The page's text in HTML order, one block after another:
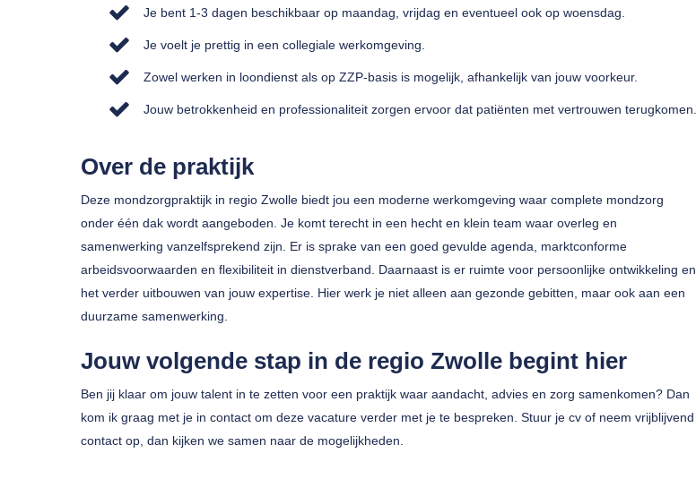
Je bent 1-3 dagen beschikbaar op maandag, vrijdag en eventueel ook op woensdag.
Je voelt je prettig in een collegiale werkomgeving.
Zowel werken in loondienst als op ZZP-basis is mogelijk, afhankelijk van jouw voorkeur.
Jouw betrokkenheid en professionaliteit zorgen ervoor dat patiënten met vertrouwen terugkomen.
Over de praktijk
Deze mondzorgpraktijk in regio Zwolle biedt jou een moderne werkomgeving waar complete mondzorg
onder één dak wordt aangeboden. Je komt terecht in een hecht en klein team waar overleg en
samenwerking vanzelfsprekend zijn. Er is sprake van een goed gevulde agenda, marktconforme
arbeidsvoorwaarden en flexibiliteit in dienstverband. Daarnaast is er ruimte voor persoonlijke ontwikkeling en
het verder uitbouwen van jouw expertise. Hier werk je niet alleen aan gezonde gebitten, maar ook aan een
duurzame samenwerking.
Jouw volgende stap in de regio Zwolle begint hier
Ben jij klaar om jouw talent in te zetten voor een praktijk waar aandacht, advies en zorg samenkomen? Dan
kom ik graag met je in contact om deze vacature verder met je te bespreken. Stuur je cv of neem vrijblijvend
contact op, dan kijken we samen naar de mogelijkheden.